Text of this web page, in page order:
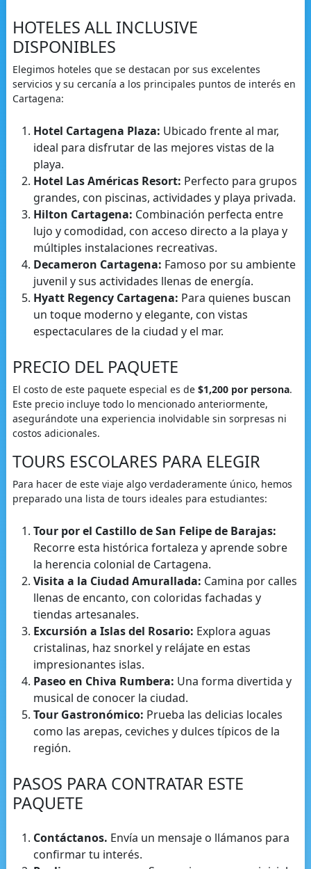
HOTELES ALL INCLUSIVE
DISPONIBLES
Elegimos hoteles que se destacan por sus excelentes
servicios y su cercanía a los principales puntos de interés en
Cartagena:
Hotel Cartagena Plaza: Ubicado frente al mar,
ideal para disfrutar de las mejores vistas de la
playa.
Hotel Las Américas Resort: Perfecto para grupos
grandes, con piscinas, actividades y playa privada.
Hilton Cartagena: Combinación perfecta entre
lujo y comodidad, con acceso directo a la playa y
múltiples instalaciones recreativas.
Decameron Cartagena: Famoso por su ambiente
juvenil y sus actividades llenas de energía.
Hyatt Regency Cartagena: Para quienes buscan
un toque moderno y elegante, con vistas
espectaculares de la ciudad y el mar.
PRECIO DEL PAQUETE
El costo de este paquete especial es de $1,200 por persona.
Este precio incluye todo lo mencionado anteriormente,
asegurándote una experiencia inolvidable sin sorpresas ni
costos adicionales.
TOURS ESCOLARES PARA ELEGIR
Para hacer de este viaje algo verdaderamente único, hemos
preparado una lista de tours ideales para estudiantes:
Tour por el Castillo de San Felipe de Barajas:
Recorre esta histórica fortaleza y aprende sobre
la herencia colonial de Cartagena.
Visita a la Ciudad Amurallada: Camina por calles
llenas de encanto, con coloridas fachadas y
tiendas artesanales.
Excursión a Islas del Rosario: Explora aguas
cristalinas, haz snorkel y relájate en estas
impresionantes islas.
Paseo en Chiva Rumbera: Una forma divertida y
musical de conocer la ciudad.
Tour Gastronómico: Prueba las delicias locales
como las arepas, ceviches y dulces típicos de la
región.
PASOS PARA CONTRATAR ESTE
PAQUETE
Contáctanos. Envía un mensaje o llámanos para
confirmar tu interés.